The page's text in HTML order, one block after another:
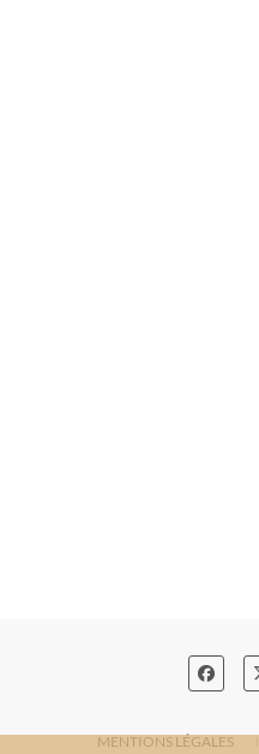
MENTIONS LÉGALES